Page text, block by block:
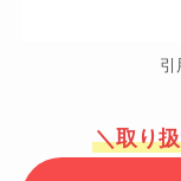
引
＼取り